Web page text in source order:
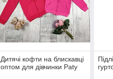
Дитячі кофти на блискавці
оптом для дівчинки Paty